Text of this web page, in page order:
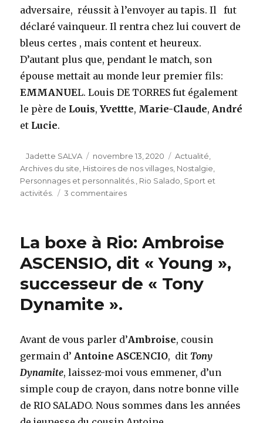
adversaire, réussit à l’envoyer au tapis. Il fut
déclaré vainqueur. Il rentra chez lui couvert de
bleus certes , mais content et heureux.
D’autant plus que, pendant le match, son
épouse mettait au monde leur premier fils:
EMMANUEL. Louis DE TORRES fut également
le père de Louis,Yvettte, Marie-Claude, André
et Lucie.
Auteur
Jadette SALVA
Publié
le
novembre 13, 2020 Catégories
Actualité
Archives du site Histoires de nos villages Nostalgie
Personnages et personnalités.
Rio Salado Sport et
activités.
3 commentairessur
Rio:
un
champion
amateur.
La boxe à Rio: Ambroise
ASCENSIO, dit « Young »,
successeur de « Tony
Dynamite ».
Avant de vous parler d’Ambroise, cousin
germain d’ Antoine ASCENCIO, dit Tony
Dynamite, laissez-moi vous emmener, d’un
simple coup de crayon, dans notre bonne ville
de RIO SALADO. Nous sommes dans les années